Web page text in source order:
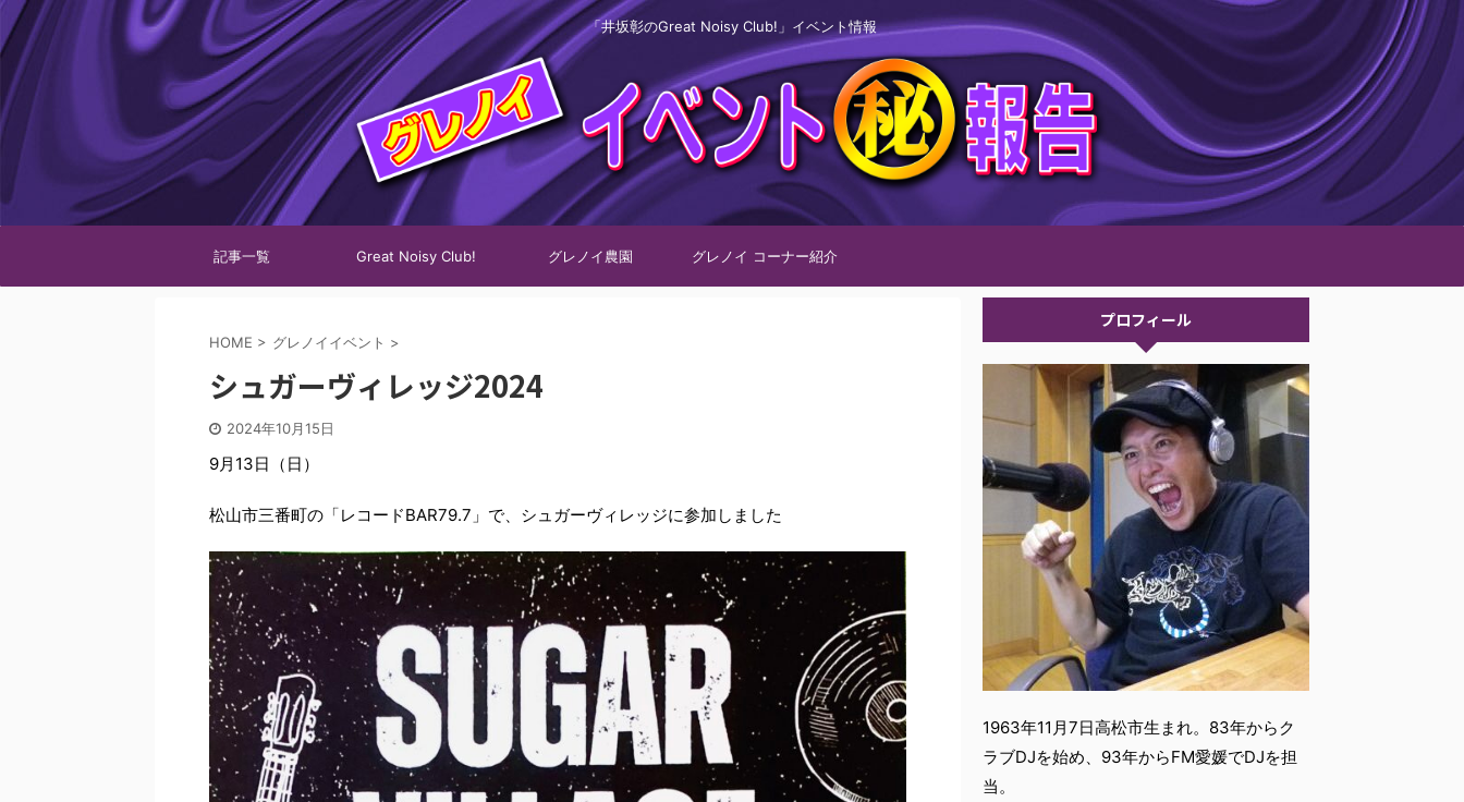
「井坂彰のGreat Noisy Club!」イベント情報
記事一覧 Great Noisy Club! グレノイ農園 グレノイ コーナー紹介
HOME > グレノイイベント >
シュガーヴィレッジ2024
2024年10月15日
9月13日（日）
松山市三番町の「レコードBAR79.7」で、シュガーヴィレッジに参加しました
プロフィール
1963年11月7日高松市生まれ。83年からク
ラブDJを始め、93年からFM愛媛でDJを担
当。